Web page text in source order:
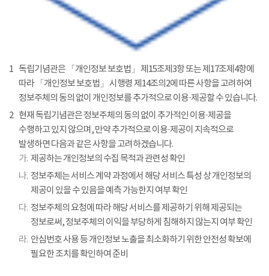
1 독립기념관은 「개인정보 보호법」 제15조제3항 또는 제17조제4항에
따라 「개인정보 보호법」 시행령 제14조의2에 따른 사항을 고려하여
정보주체의 동의 없이 개인정보를 추가적으로 이용·제공할 수 있습니다.
2 현재 독립기념관은 정보주체의 동의 없이 추가적인 이용·제공을
수행하고 있지 않으며, 만약 추가적으로 이용·제공이 지속적으로
발생하면 다음과 같은 사항을 고려하겠습니다.
가. 제공하는 개인정보의 수집 목적과 관련성 확인
나. 정보주체는 서비스 계약 과정에서 해당 서비스 특성 상 개인정보의
제공이 있을 수 있음을 예측 가능한지 여부 확인
다. 정보주체의 요청에 따라 해당 서비스를 제공하기 위해 제공되는
정보로써, 정보주체의 이익을 부당하게 침해하지 않는지 여부 확인
라. 안심번호 사용 등 개인정보 노출을 최소화하기 위한 안전성 확보에
필요한 조치를 확인하여 준비